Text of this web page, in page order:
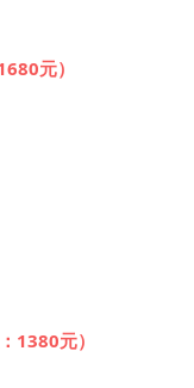
元）
1380元）